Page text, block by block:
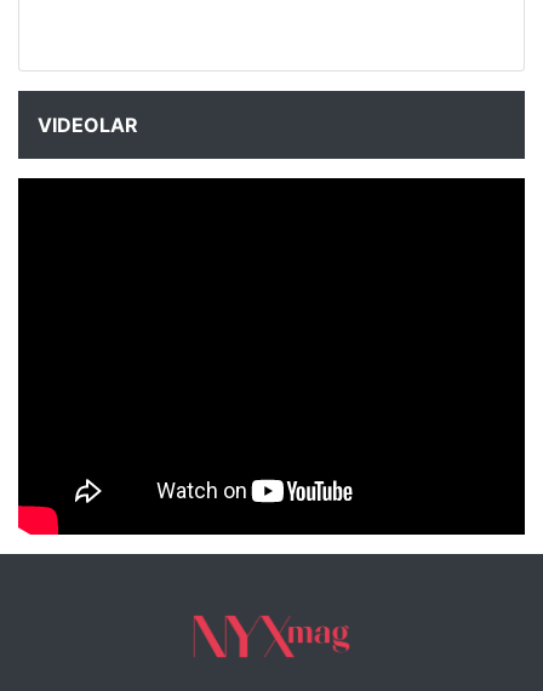
VIDEOLAR
NYXmag 2. Yaş Kutlama Etkinliği